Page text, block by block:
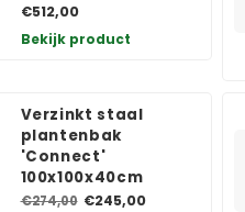
€512,00
Bekijk product
Verzinkt staal
plantenbak
'Connect'
100x100x40cm
€274,00 €245,00